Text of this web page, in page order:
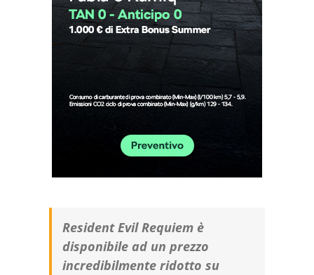
Resident Evil Requiem è
disponibile ad un prezzo
incredibilmente ridotto su